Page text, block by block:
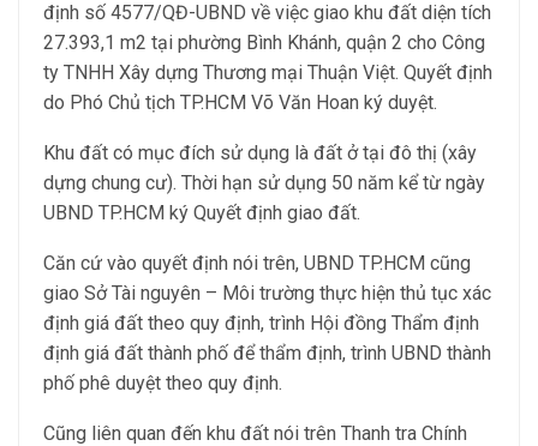
định số 4577/QĐ-UBND về việc giao khu đất diện tích
27.393,1 m2 tại phường Bình Khánh, quận 2 cho Công
ty TNHH Xây dựng Thương mại Thuận Việt. Quyết định
do Phó Chủ tịch TP.HCM Võ Văn Hoan ký duyệt.
Khu đất có mục đích sử dụng là đất ở tại đô thị (xây
dựng chung cư). Thời hạn sử dụng 50 năm kể từ ngày
UBND TP.HCM ký Quyết định giao đất.
Căn cứ vào quyết định nói trên, UBND TP.HCM cũng
giao Sở Tài nguyên – Môi trường thực hiện thủ tục xác
định giá đất theo quy định, trình Hội đồng Thẩm định
định giá đất thành phố để thẩm định, trình UBND thành
phố phê duyệt theo quy định.
Cũng liên quan đến khu đất nói trên Thanh tra Chính